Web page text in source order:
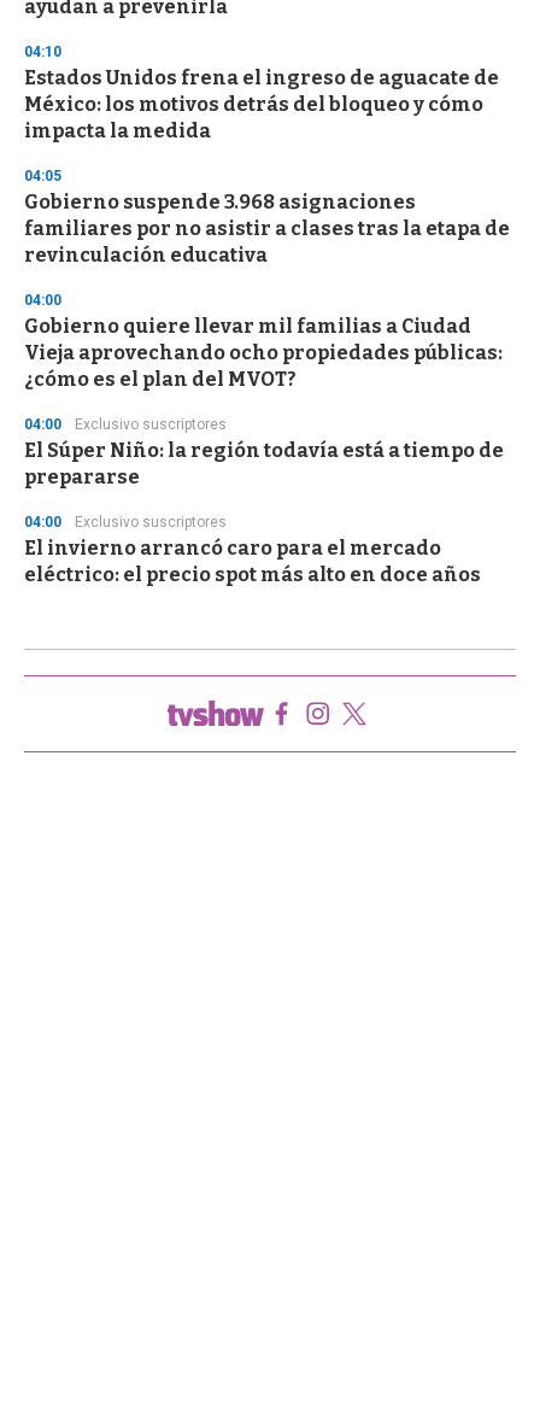
ayudan a prevenirla
04:10
Estados Unidos frena el ingreso de aguacate de
México: los motivos detrás del bloqueo y cómo
impacta la medida
04:05
Gobierno suspende 3.968 asignaciones
familiares por no asistir a clases tras la etapa de
revinculación educativa
04:00
Gobierno quiere llevar mil familias a Ciudad
Vieja aprovechando ocho propiedades públicas:
¿cómo es el plan del MVOT?
04:00 Exclusivo suscriptores
El Súper Niño: la región todavía está a tiempo de
prepararse
04:00 Exclusivo suscriptores
El invierno arrancó caro para el mercado
eléctrico: el precio spot más alto en doce años